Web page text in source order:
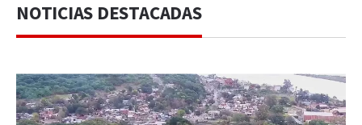
NOTICIAS DESTACADAS